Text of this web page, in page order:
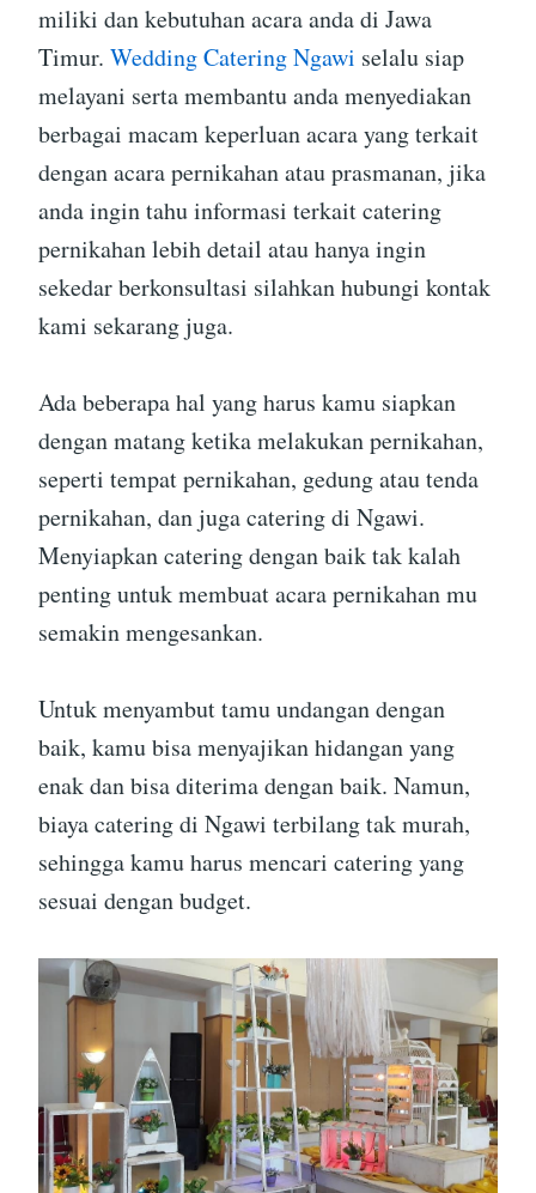
miliki dan kebutuhan acara anda di Jawa
Timur. Wedding Catering Ngawi selalu siap
melayani serta membantu anda menyediakan
berbagai macam keperluan acara yang terkait
dengan acara pernikahan atau prasmanan, jika
anda ingin tahu informasi terkait catering
pernikahan lebih detail atau hanya ingin
sekedar berkonsultasi silahkan hubungi kontak
kami sekarang juga.
Ada beberapa hal yang harus kamu siapkan
dengan matang ketika melakukan pernikahan,
seperti tempat pernikahan, gedung atau tenda
pernikahan, dan juga catering di Ngawi.
Menyiapkan catering dengan baik tak kalah
penting untuk membuat acara pernikahan mu
semakin mengesankan.
Untuk menyambut tamu undangan dengan
baik, kamu bisa menyajikan hidangan yang
enak dan bisa diterima dengan baik. Namun,
biaya catering di Ngawi terbilang tak murah,
sehingga kamu harus mencari catering yang
sesuai dengan budget.